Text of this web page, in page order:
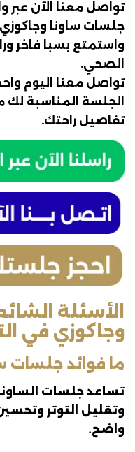
تواصل معنا الآن عبر
جلسات ساونا
واستمتع بسبا فاخر
الصحي.
تواصل معنا اليوم
الجلسة المناسبة
تفاصيل راحتك.
الأسئلة
وجاكوزي في
ما فوائد جلسات
تساعد جلسات
وتقليل التوتر
واضح.